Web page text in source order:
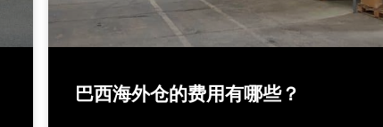
巴西海外仓的费用有哪些？